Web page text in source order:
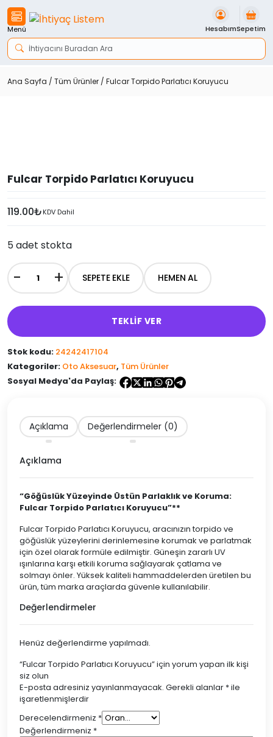
İçeriği
Geç
Menü HesabımSepetim
Ana Sayfa / Tüm Ürünler / Fulcar Torpido Parlatıcı Koruyucu
Fulcar Torpido Parlatıcı Koruyucu
119.00₺KDV Dahil
5 adet stokta
Fulcar
Torpido
Parlatıcı
Koruyucu
adet
+
- SEPETE EKLE HEMEN AL
TEKLİF VER
Stok kodu: 24242417104
Kategoriler: Oto Aksesuar, Tüm Ürünler
Sosyal Medya'da Paylaş:
Açıklama Değerlendirmeler (0)
Açıklama
“Göğüslük Yüzeyinde Üstün Parlaklık ve Koruma:
Fulcar Torpido Parlatıcı Koruyucu”**
Fulcar Torpido Parlatıcı Koruyucu, aracınızın torpido ve
göğüslük yüzeylerini derinlemesine korumak ve parlatmak
için özel olarak formüle edilmiştir. Güneşin zararlı UV
ışınlarına karşı etkili koruma sağlayarak çatlama ve
solmayı önler. Yüksek kaliteli hammaddelerden üretilen bu
ürün, tüm marka araçlarda güvenle kullanılabilir.
Değerlendirmeler
Henüz değerlendirme yapılmadı.
“Fulcar Torpido Parlatıcı Koruyucu” için yorum yapan ilk kişi
siz olun
E-posta adresiniz yayınlanmayacak. Gerekli alanlar *ile
işaretlenmişlerdir
Derecelendirmeniz *
Değerlendirmeniz *